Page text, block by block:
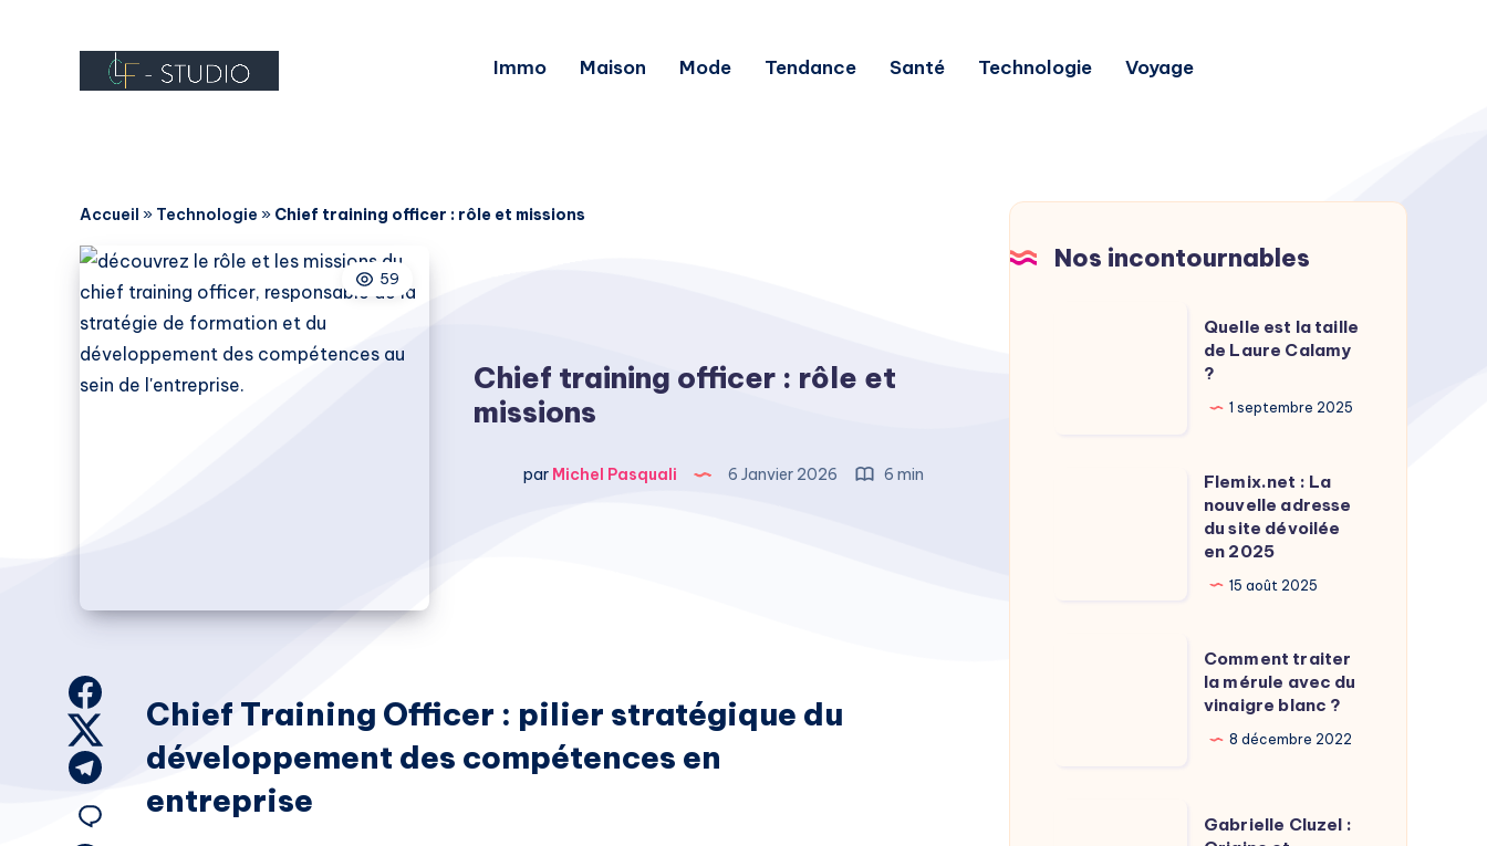
Immo Maison Mode Tendance Santé Technologie Voyage
Accueil » Technologie » Chief training officer : rôle et missions
59
Chief training officer : rôle et
missions
par Michel Pasquali 6 Janvier 2026 6 min
Facebook
Share
Twitter
Share
Share
Chief Training Officer : pilier stratégique du
développement des compétences en
entreprise
Nos incontournables
Quelle est la taille
de Laure Calamy
?
1 septembre 2025
Flemix.net : La
nouvelle adresse
du site dévoilée
en 2025
15 août 2025
Comment traiter
la mérule avec du
vinaigre blanc ?
8 décembre 2022
Gabrielle Cluzel :